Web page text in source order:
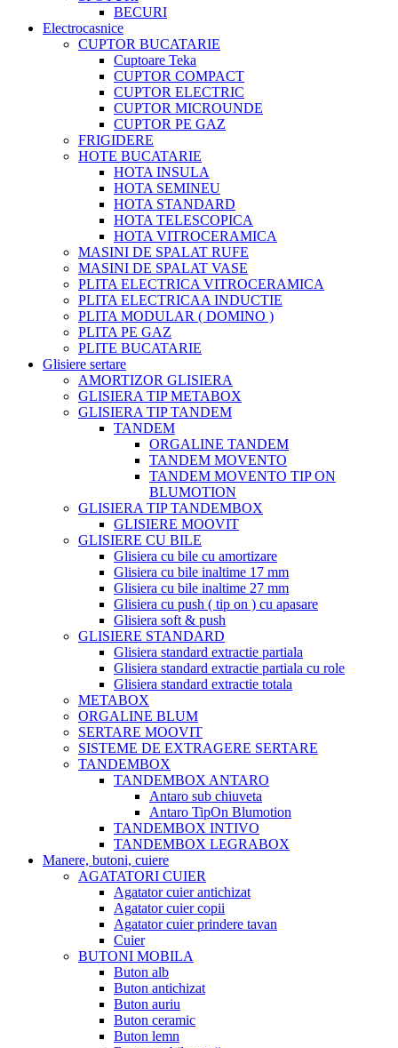
BECURI
Electrocasnice
CUPTOR BUCATARIE
Cuptoare Teka
CUPTOR COMPACT
CUPTOR ELECTRIC
CUPTOR MICROUNDE
CUPTOR PE GAZ
FRIGIDERE
HOTE BUCATARIE
HOTA INSULA
HOTA SEMINEU
HOTA STANDARD
HOTA TELESCOPICA
HOTA VITROCERAMICA
MASINI DE SPALAT RUFE
MASINI DE SPALAT VASE
PLITA ELECTRICA VITROCERAMICA
PLITA ELECTRICAA INDUCTIE
PLITA MODULAR ( DOMINO )
PLITA PE GAZ
PLITE BUCATARIE
Glisiere sertare
AMORTIZOR GLISIERA
GLISIERA TIP METABOX
GLISIERA TIP TANDEM
TANDEM
ORGALINE TANDEM
TANDEM MOVENTO
TANDEM MOVENTO TIP ON
BLUMOTION
GLISIERA TIP TANDEMBOX
GLISIERE MOOVIT
GLISIERE CU BILE
Glisiera cu bile cu amortizare
Glisiera cu bile inaltime 17 mm
Glisiera cu bile inaltime 27 mm
Glisiera cu push ( tip on ) cu apasare
Glisiera soft & push
GLISIERE STANDARD
Glisiera standard extractie partiala
Glisiera standard extractie partiala cu role
Glisiera standard extractie totala
METABOX
ORGALINE BLUM
SERTARE MOOVIT
SISTEME DE EXTRAGERE SERTARE
TANDEMBOX
TANDEMBOX ANTARO
Antaro sub chiuveta
Antaro TipOn Blumotion
TANDEMBOX INTIVO
TANDEMBOX LEGRABOX
Manere, butoni, cuiere
AGATATORI CUIER
Agatator cuier antichizat
Agatator cuier copii
Agatator cuier prindere tavan
Cuier
BUTONI MOBILA
Buton alb
Buton antichizat
Buton auriu
Buton ceramic
Buton lemn